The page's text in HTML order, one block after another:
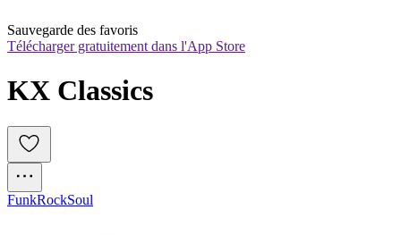
Sauvegarde des favoris
Télécharger gratuitement dans l'App Store
KX Classics
FunkRockSoul